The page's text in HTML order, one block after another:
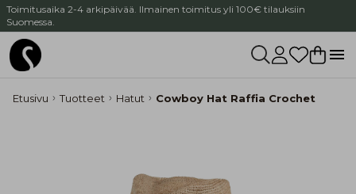
Toimitusaika 2-4 arkipäivää. Ilmainen toimitus yli 100€ tilauksiin
Suomessa.
Etusivu Tuotteet Hatut Cowboy Hat Raffia Crochet